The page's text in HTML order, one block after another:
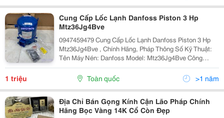
Cung Cấp Lốc Lạnh Danfoss Piston 3 Hp
Mtz36Jg4Bve
0947459479 Cung Cấp Lốc Lạnh Danfoss Piston 3 Hp
Mtz36Jg4Bve , Chính Hãng, Pháp Thông Số Kỹ Thuật:
Tên Máy Nén: Danfoss Model: Mtz36Jg4Bve Công
Suất: 3Hp ( 3 Ngựa) Gas: R404/R407 Điện Áp:
380V/50Hz Ngoài Ra...
1 triệu Toàn quốc >1 năm
Địa Chỉ Bán Gọng Kính Cận Lão Pháp Chính
Hãng Bọc Vàng 14K Cổ Còn Đẹp